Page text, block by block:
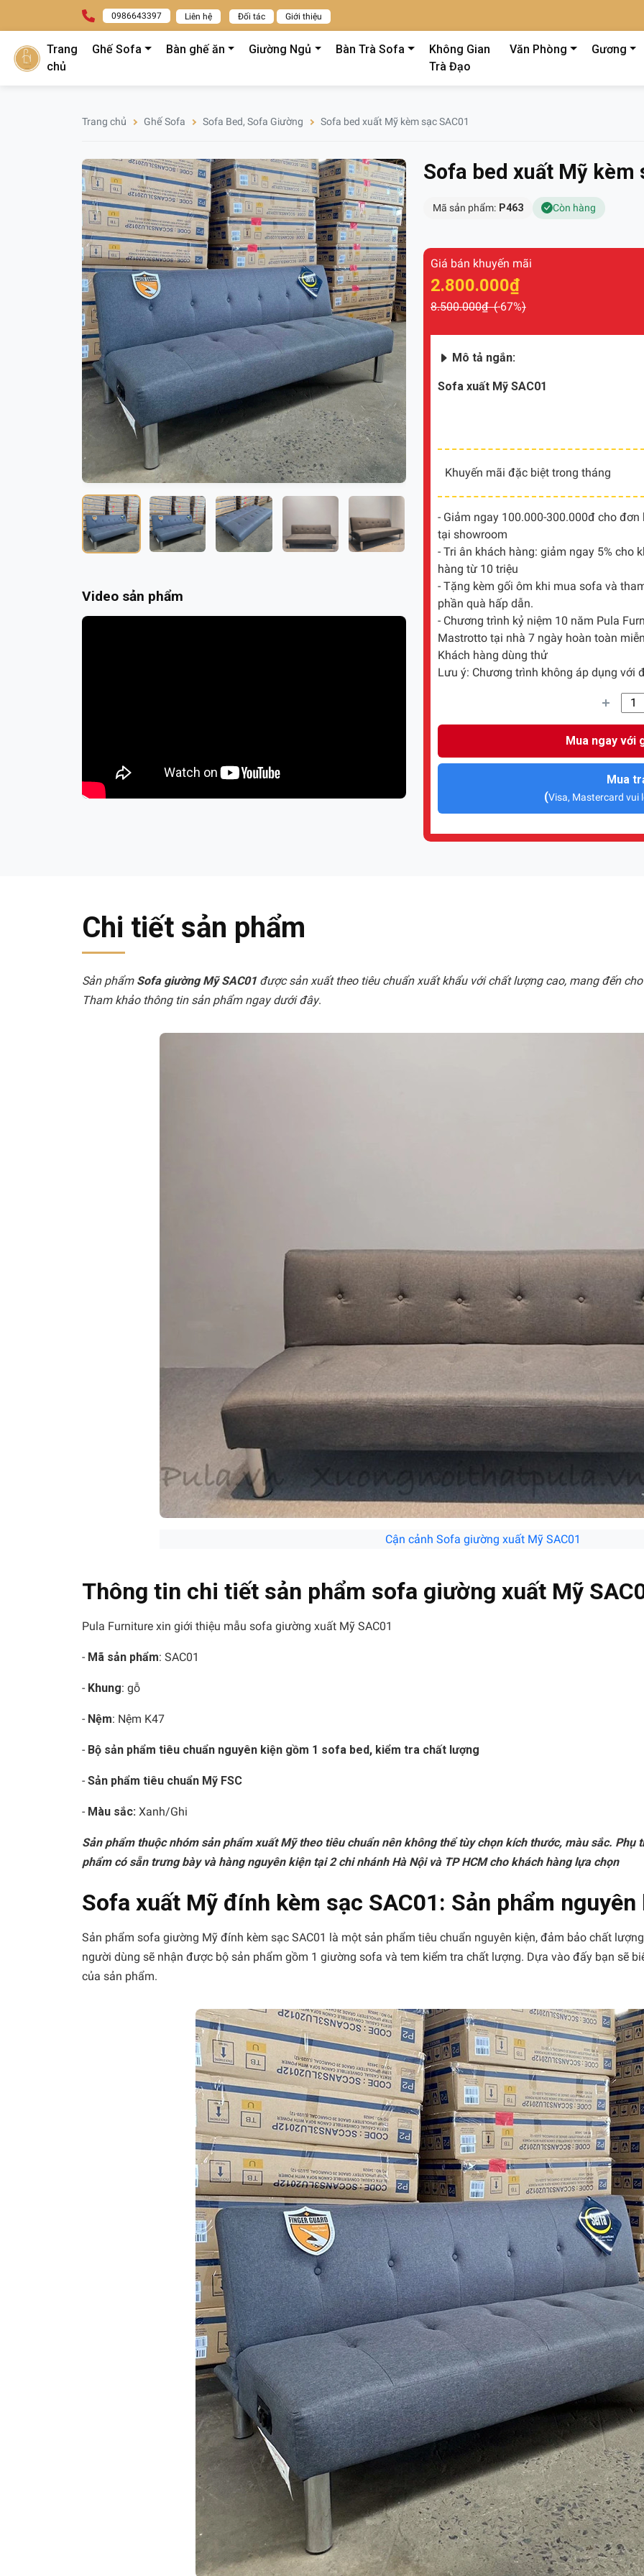
0986643397 Liên hệ Đối tác Giới thiệu
Trang
chủ
Ghế Sofa Bàn ghế ăn Giường Ngủ Bàn Trà Sofa
Không Gian
Trà Đạo
Văn Phòng Gương
Trang chủ Ghế Sofa Sofa Bed, Sofa Giường Sofa bed xuất Mỹ kèm sạc SAC01
Video sản phẩm
Sofa bed xuất Mỹ kèm
Mã sản phẩm:P463 Còn hàng
Giá bán khuyến mãi
2.800.000₫
8.500.000₫ (-67%)
Mô tả ngắn:
Sofa xuất Mỹ SAC01
Khuyến mãi đặc biệt trong tháng
- Giảm ngay 100.000-300.000đ cho
tại showroom
- Tri ân khách hàng: giảm ngay 5% cho
hàng từ 10 triệu
- Tặng kèm gối ôm khi mua sofa và
phần quà hấp dẫn.
- Chương trình kỷ niệm 10 năm Pula
Mastrotto tại nhà 7 ngày hoàn toàn
Khách hàng dùng thử
Lưu ý: Chương trình không áp dụng với
Mua ngay với
Mua
(Visa, Mastercard vui
Chi tiết sản phẩm
Sản phẩm Sofa giường Mỹ SAC01 được sản xuất theo tiêu chuẩn xuất khẩu với chất lượng cao, mang đến
Tham khảo thông tin sản phẩm ngay dưới đây.
Cận cảnh Sofa giường xuất Mỹ SAC01
Thông tin chi tiết sản phẩm sofa giường xuất Mỹ
Pula Furniture xin giới thiệu mẫu sofa giường xuất Mỹ SAC01
- Mã sản phẩm: SAC01
- Khung: gỗ
- Nệm: Nệm K47
- Bộ sản phẩm tiêu chuẩn nguyên kiện gồm 1 sofa bed, kiểm tra chất lượng
- Sản phẩm tiêu chuẩn Mỹ FSC
- Màu sắc: Xanh/Ghi
Sản phẩm thuộc nhóm sản phẩm xuất Mỹ theo tiêu chuẩn nên không thể tùy chọn kích thước, màu sắc. Phụ
phẩm có sẵn trưng bày và hàng nguyên kiện tại 2 chi nhánh Hà Nội và TP HCM cho khách hàng lựa chọn
Sofa xuất Mỹ đính kèm sạc SAC01: Sản phẩm nguyên
Sản phẩm sofa giường Mỹ đính kèm sạc SAC01 là một sản phẩm tiêu chuẩn nguyên kiện, đảm bảo chất
người dùng sẽ nhận được bộ sản phẩm gồm 1 giường sofa và tem kiểm tra chất lượng. Dựa vào đấy bạn sẽ
của sản phẩm.